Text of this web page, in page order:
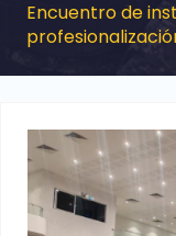
Encuentro de